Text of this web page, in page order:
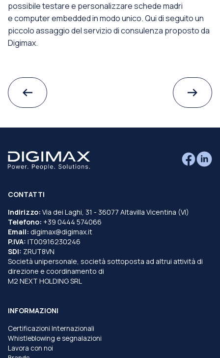
possibile testare e personalizzare schede madri
e computer embedded in modo unico. Qui di seguito un
piccolo assaggio del servizio di consulenza proposto da
Digimax.
CONTATTI
Indirizzo: Via dei Laghi, 31 - 36077 Altavilla Vicentina (VI)
Telefono: +39 0444 574066
Email: digimax@digimax.it
P.IVA: IT00916230246
SDI: ZRUT8VN
Società unipersonale, società sottoposta ad altrui attività di
direzione e coordinamento di
M2 NEXT HOLDING SRL
INFORMAZIONI
Certificazioni Internazionali
Whistleblowing e segnalazioni
Lavora con noi